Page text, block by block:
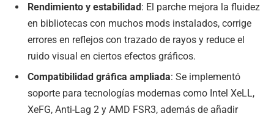
Rendimiento y estabilidad: El parche mejora la fluidez
en bibliotecas con muchos mods instalados, corrige
errores en reflejos con trazado de rayos y reduce el
ruido visual en ciertos efectos gráficos.
Compatibilidad gráfica ampliada: Se implementó
soporte para tecnologías modernas como Intel XeLL,
XeFG, Anti-Lag 2 y AMD FSR3, además de añadir